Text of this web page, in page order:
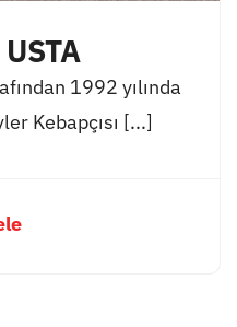
1992 yılında
Kebapçısı [...]